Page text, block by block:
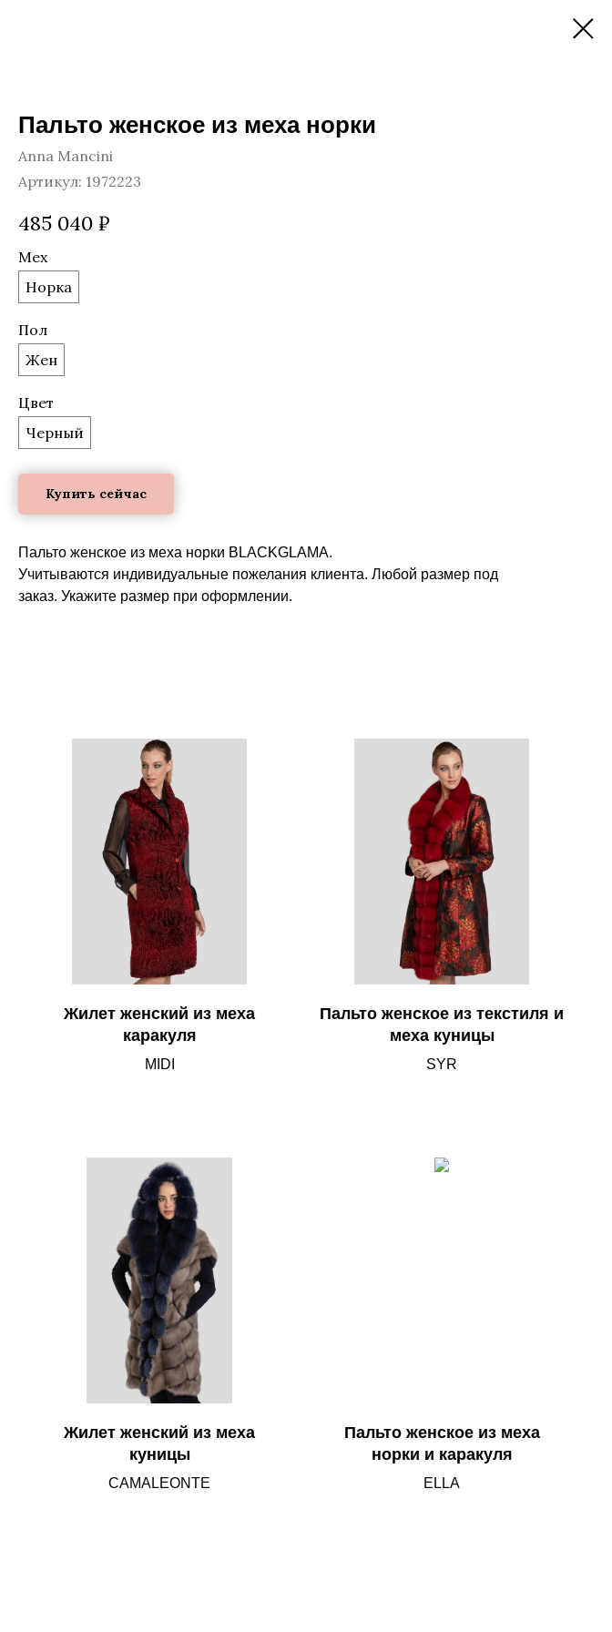
Пальто женское из меха норки
Anna Mancini
Артикул: 1972223
485 040 ₽
Мех
Норка
Пол
Жен
Цвет
Черный
Купить сейчас
Пальто женское из меха норки BLACKGLAMA.
Учитываются индивидуальные пожелания клиента. Любой размер под
заказ. Укажите размер при оформлении.
Жилет женский из меха
каракуля
MIDI
Пальто женское из текстиля и
меха куницы
SYR
Жилет женский из меха
куницы
CAMALEONTE
Пальто женское из меха
норки и каракуля
ELLA